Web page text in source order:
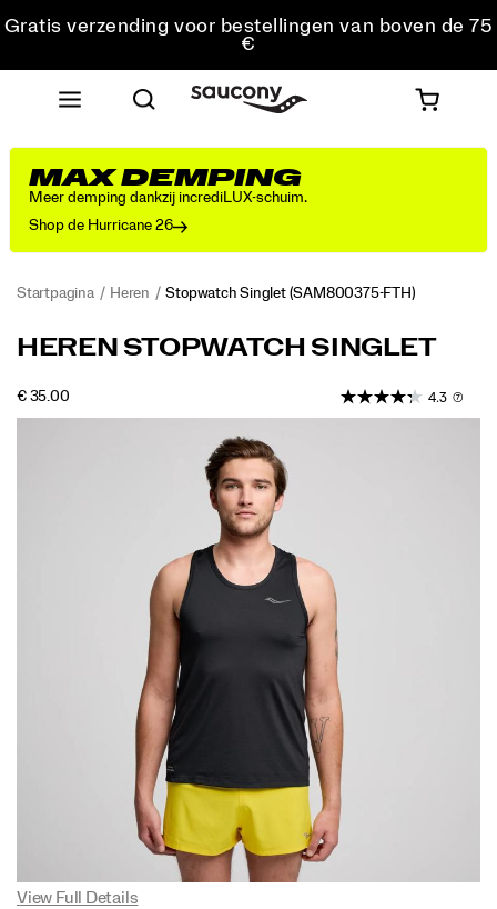
Gratis verzending voor bestellingen van boven de 75
€
Gratis retourzending voor alle bestellingen
Krijg 10% korting op je eerste bestelling
MAX DEMPING
Meer demping dankzij incrediLUX-schuim.
Shop de Hurricane 26
Startpagina Heren Stopwatch Singlet (SAM800375-FTH)
HEREN STOPWATCH SINGLET
€ 35.00INSTOCK 4.3 (7)
View Full Details